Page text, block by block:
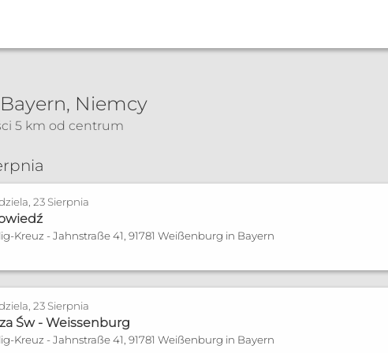
Niemcy
5 km od centrum
23 Sierpnia
Kreuz - Jahnstraße 41, 91781 Weißenburg in Bayern
23 Sierpnia
Św - Weissenburg
Kreuz - Jahnstraße 41, 91781 Weißenburg in Bayern